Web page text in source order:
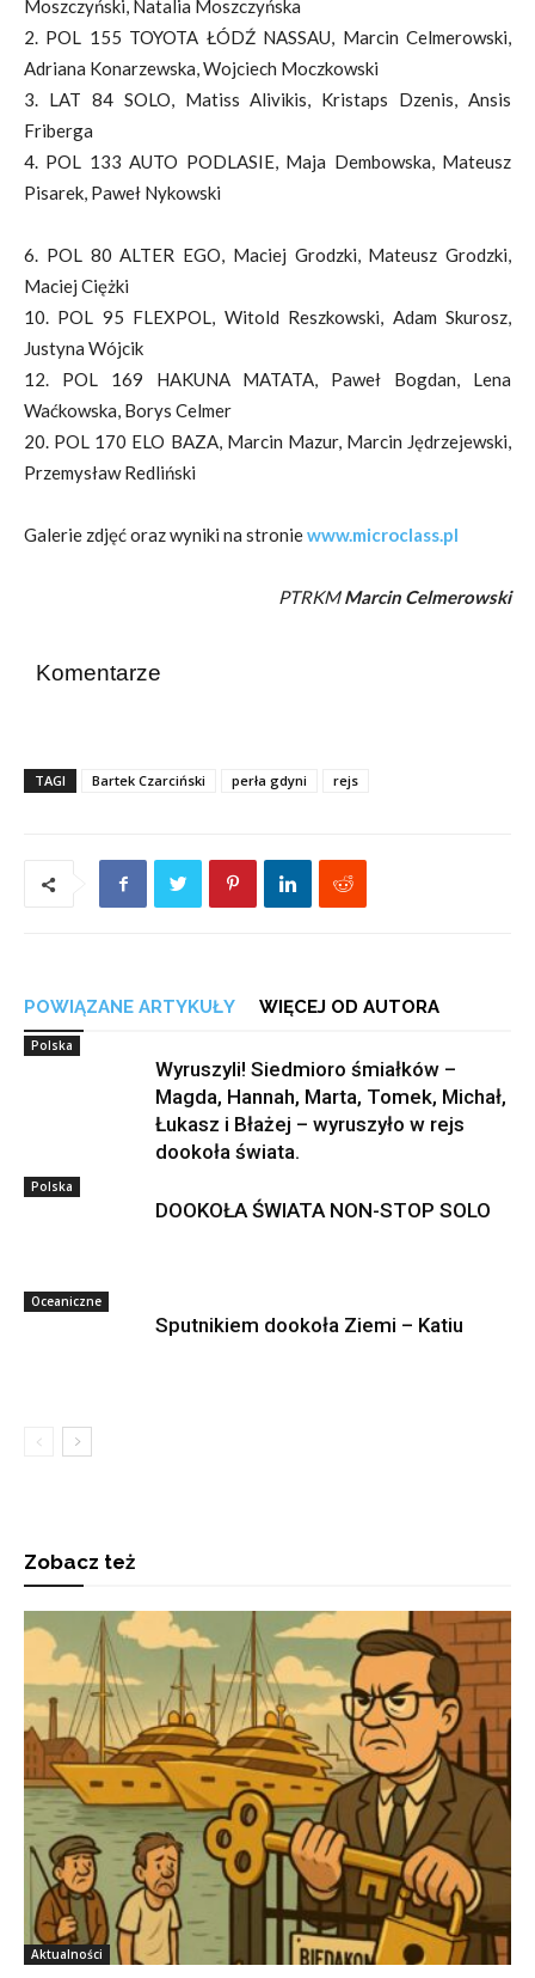
Moszczyński, Natalia Moszczyńska
2. POL 155 TOYOTA ŁÓDŹ NASSAU, Marcin Celmerowski,
Adriana Konarzewska, Wojciech Moczkowski
3. LAT 84 SOLO, Matiss Alivikis, Kristaps Dzenis, Ansis
Friberga
4. POL 133 AUTO PODLASIE, Maja Dembowska, Mateusz
Pisarek, Paweł Nykowski
6. POL 80 ALTER EGO, Maciej Grodzki, Mateusz Grodzki,
Maciej Ciężki
10. POL 95 FLEXPOL, Witold Reszkowski, Adam Skurosz,
Justyna Wójcik
12. POL 169 HAKUNA MATATA, Paweł Bogdan, Lena
Waćkowska, Borys Celmer
20. POL 170 ELO BAZA, Marcin Mazur, Marcin Jędrzejewski,
Przemysław Redliński
Galerie zdjęć oraz wyniki na stroniewww.microclass.pl
PTRKMMarcin Celmerowski
Komentarze
TAGI Bartek Czarciński perła gdyni rejs
POWIĄZANE ARTYKUŁY WIĘCEJ OD AUTORA
Polska
Wyruszyli! Siedmioro śmiałków –
Magda, Hannah, Marta, Tomek, Michał,
Łukasz i Błażej – wyruszyło w rejs
dookoła świata.
Polska
DOOKOŁA ŚWIATA NON-STOP SOLO
Oceaniczne
Sputnikiem dookoła Ziemi – Katiu
Zobacz też
Aktualności